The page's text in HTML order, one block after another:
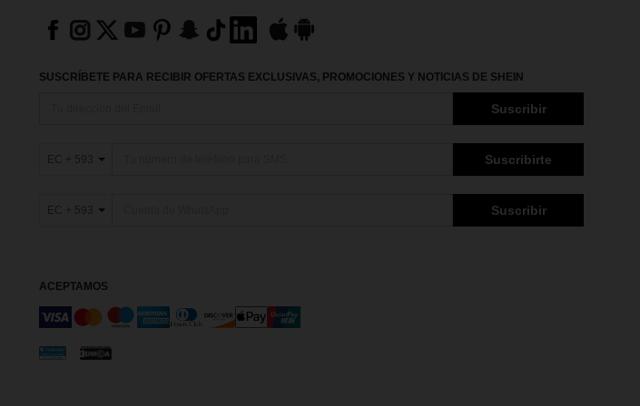
SUSCRÍBETE PARA RECIBIR OFERTAS EXCLUSIVAS, PROMOCIONES Y NOTICIAS DE SHEIN
Suscribir
EC + 593 Suscribirte
EC + 593 Suscribir
ACEPTAMOS